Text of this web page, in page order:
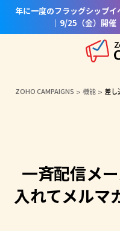
年に一度のフラッグシップ
｜9/25（金）開催
ZOHO CAMPAIGNS 機能 差し
一斉配信メ
入れてメルマ